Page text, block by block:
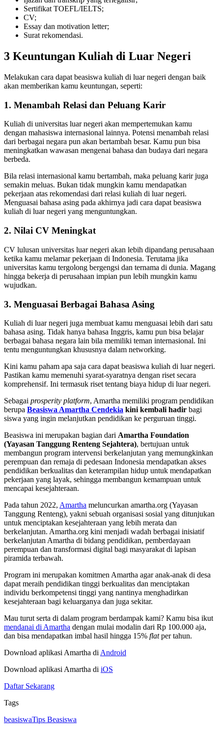
Sertifikat TOEFL/IELTS;
CV;
Essay dan motivation letter;
Surat rekomendasi.
3 Keuntungan Kuliah di Luar Negeri
Melakukan cara dapat beasiswa kuliah di luar negeri dengan baik
akan memberikan kamu keuntungan, seperti:
1. Menambah Relasi dan Peluang Karir
Kuliah di universitas luar negeri akan mempertemukan kamu
dengan mahasiswa internasional lainnya. Potensi menambah relasi
dari berbagai negara pun akan bertambah besar. Kamu pun bisa
meningkatkan wawasan mengenai bahasa dan budaya dari negara
berbeda.
Bila relasi internasional kamu bertambah, maka peluang karir juga
semakin meluas. Bukan tidak mungkin kamu mendapatkan
pekerjaan atas rekomendasi dari relasi kuliah di luar negeri.
Menguasai bahasa asing pada akhirnya jadi cara dapat beasiswa
kuliah di luar negeri yang menguntungkan.
2. Nilai CV Meningkat
CV lulusan universitas luar negeri akan lebih dipandang perusahaan
ketika kamu melamar pekerjaan di Indonesia. Terutama jika
universitas kamu tergolong bergengsi dan ternama di dunia. Magang
hingga bekerja di perusahaan impian pun lebih mungkin kamu
wujudkan.
3. Menguasai Berbagai Bahasa Asing
Kuliah di luar negeri juga membuat kamu menguasai lebih dari satu
bahasa asing. Tidak hanya bahasa Inggris, kamu pun bisa belajar
berbagai bahasa negara lain bila memiliki teman internasional. Ini
tentu menguntungkan khususnya dalam networking.
Kini kamu paham apa saja cara dapat beasiswa kuliah di luar negeri.
Pastikan kamu memenuhi syarat-syaratnya dengan riset secara
komprehensif. Ini termasuk riset tentang biaya hidup di luar negeri.
Sebagai prosperity platform, Amartha memiliki program pendidikan
berupa Beasiswa Amartha Cendekia kini kembali hadir bagi
siswa yang ingin melanjutkan pendidikan ke perguruan tinggi.
Beasiswa ini merupakan bagian dari Amartha Foundation
(Yayasan Tanggung Renteng Sejahtera), bertujuan untuk
membangun program intervensi berkelanjutan yang memungkinkan
perempuan dan remaja di pedesaan Indonesia mendapatkan akses
pendidikan berkualitas dan keterampilan hidup untuk mendapatkan
pekerjaan yang layak, sehingga membangun kemampuan untuk
mencapai kesejahteraan.
Pada tahun 2022, Amartha meluncurkan amartha.org (Yayasan
Tanggung Renteng), yakni sebuah organisasi sosial yang ditunjukan
untuk menciptakan kesejahteraan yang lebih merata dan
berkelanjutan. Amartha.org kini menjadi wadah berbagai inisiatif
berkelanjutan Amartha di bidang pendidikan, pemberdayaan
perempuan dan transformasi digital bagi masyarakat di lapisan
piramida terbawah.
Program ini merupakan komitmen Amartha agar anak-anak di desa
dapat meraih pendidikan tinggi berkualitas dan menciptakan
individu berkompetensi tinggi yang nantinya menghadirkan
kesejahteraan bagi keluarganya dan juga sekitar.
Mau turut serta di dalam program berdampak kami? Kamu bisa ikut
mendanai di Amartha dengan mulai modalin dari Rp 100.000 aja,
dan bisa mendapatkan imbal hasil hingga 15% flatper tahun.
Download aplikasi Amartha di Android
Download aplikasi Amartha di iOS
Daftar Sekarang
Tags
beasiswaTips Beasiswa